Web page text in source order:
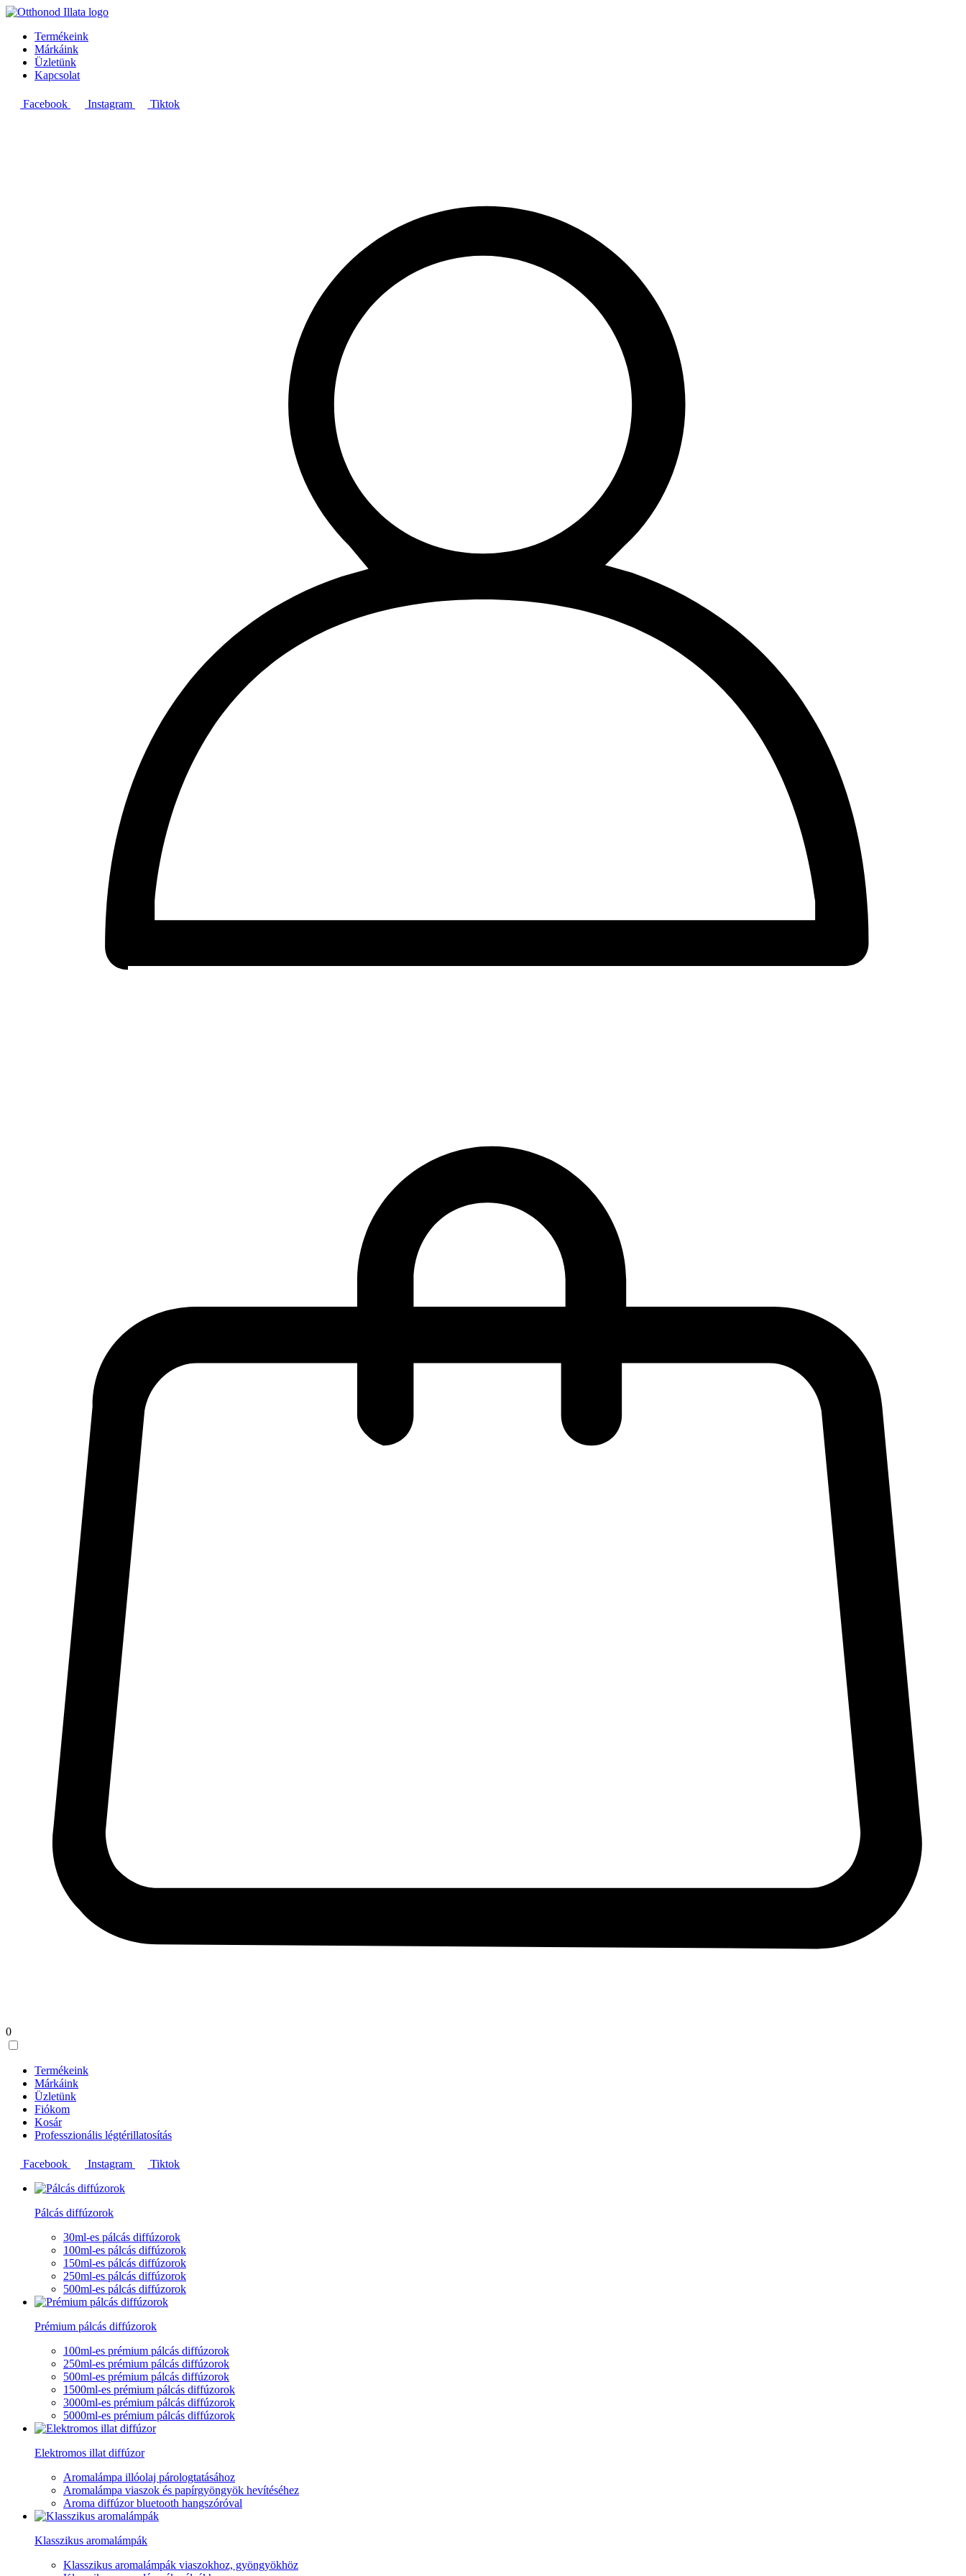
Termékeink
Márkáink
Üzletünk
Kapcsolat
Facebook Instagram Tiktok
0
Termékeink
Márkáink
Üzletünk
Fiókom
Kosár
Professzionális légtérillatosítás
Facebook Instagram Tiktok
Pálcás diffúzorok
30ml-es pálcás diffúzorok
100ml-es pálcás diffúzorok
150ml-es pálcás diffúzorok
250ml-es pálcás diffúzorok
500ml-es pálcás diffúzorok
Prémium pálcás diffúzorok
100ml-es prémium pálcás diffúzorok
250ml-es prémium pálcás diffúzorok
500ml-es prémium pálcás diffúzorok
1500ml-es prémium pálcás diffúzorok
3000ml-es prémium pálcás diffúzorok
5000ml-es prémium pálcás diffúzorok
Elektromos illat diffúzor
Aromalámpa illóolaj párologtatásához
Aromalámpa viaszok és papírgyöngyök hevítéséhez
Aroma diffúzor bluetooth hangszóróval
Klasszikus aromalámpák
Klasszikus aromalámpák viaszokhoz, gyöngyökhöz